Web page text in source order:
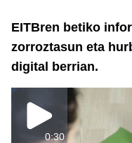
EITBren betiko
zorroztasun eta
digital berrian.
0:30